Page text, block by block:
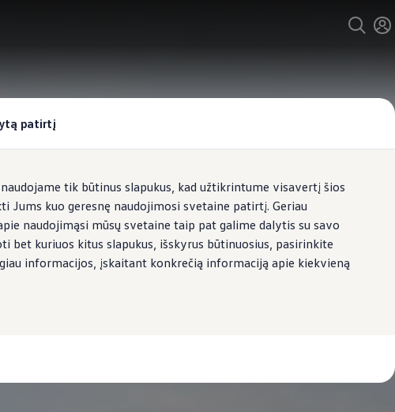
patirtį
tik būtinus slapukus, kad užtikrintume visavertį šios
kuo geresnę naudojimosi svetaine patirtį. Geriau
naudojimąsi mūsų svetaine taip pat galime dalytis su savo
bet kuriuos kitus slapukus, išskyrus būtinuosius, pasirinkite
informacijos, įskaitant konkrečią informaciją apie kiekvieną